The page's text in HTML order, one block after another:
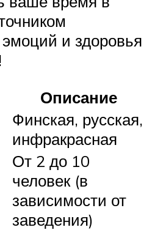
и здоровья
Описание
Финская, русская,
инфракрасная
От 2 до 10
человек (в
зависимости от
заведения)